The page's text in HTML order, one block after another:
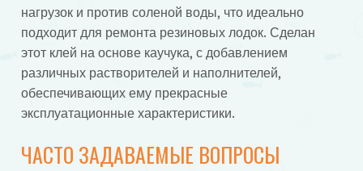
нагрузок и против соленой воды, что идеально
подходит для ремонта резиновых лодок. Сделан
этот клей на основе каучука, с добавлением
различных растворителей и наполнителей,
обеспечивающих ему прекрасные
эксплуатационные характеристики.
ЧАСТО ЗАДАВАЕМЫЕ ВОПРОСЫ